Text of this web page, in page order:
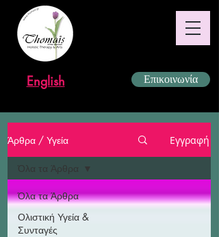
English Επικοινωνία
Άρθρα / Υγεία Εγγραφή
Όλα τα Άρθρα
Ολιστική Υγεία &
Συνταγές
Όλα τα Άρθρα